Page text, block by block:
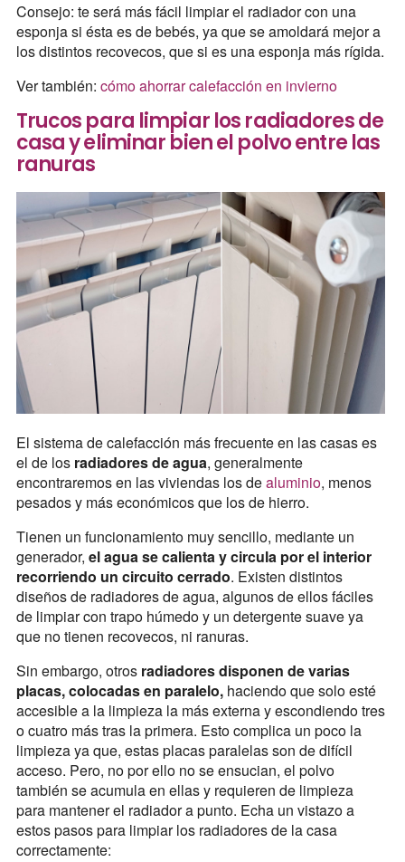
Consejo: te será más fácil limpiar el radiador con una
esponja si ésta es de bebés, ya que se amoldará mejor a
los distintos recovecos, que si es una esponja más rígida.
Ver también: cómo ahorrar calefacción en invierno
Trucos para limpiar los radiadores de
casa y eliminar bien el polvo entre las
ranuras
El sistema de calefacción más frecuente en las casas es
el de los radiadores de agua, generalmente
encontraremos en las viviendas los dealuminio, menos
pesados y más económicos que los de hierro.
Tienen un funcionamiento muy sencillo, mediante un
generador, el agua se calienta y circula por el interior
recorriendo un circuito cerrado. Existen distintos
diseños de radiadores de agua, algunos de ellos fáciles
de limpiar con trapo húmedo y un detergente suave ya
que no tienen recovecos, ni ranuras.
Sin embargo, otros radiadores disponen de varias
placas, colocadas en paralelo,haciendo que solo esté
accesible a la limpieza la más externa y escondiendo tres
o cuatro más tras la primera. Esto complica un poco la
limpieza ya que, estas placas paralelas son de difícil
acceso. Pero, no por ello no se ensucian, el polvo
también se acumula en ellas y requieren de limpieza
para mantener el radiador a punto. Echa un vistazo a
estos pasos para limpiar los radiadores de la casa
correctamente: